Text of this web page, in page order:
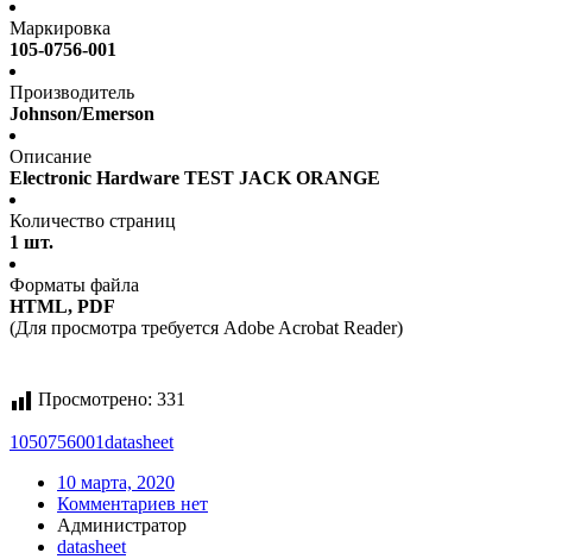
Маркировка
105-0756-001
Производитель
Johnson/Emerson
Описание
Electronic Hardware TEST JACK ORANGE
Количество страниц
1 шт.
Форматы файла
HTML, PDF
(Для просмотра требуется Adobe Acrobat Reader)
Просмотрено: 331
1050756001datasheet
10 марта, 2020
Комментариев нет
Администратор
datasheet